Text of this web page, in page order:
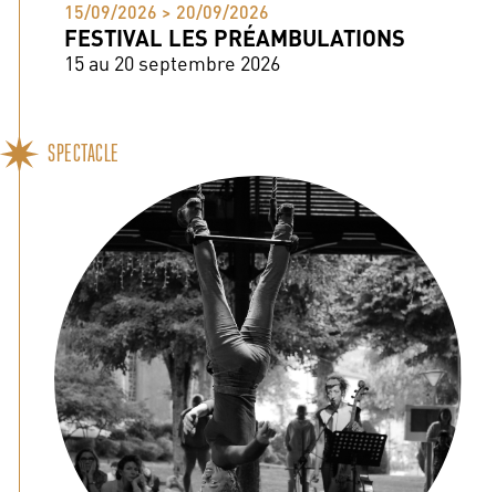
15/09/2026 > 20/09/2026
FESTIVAL LES PRÉAMBULATIONS
15 au 20 septembre 2026
SPECTACLE